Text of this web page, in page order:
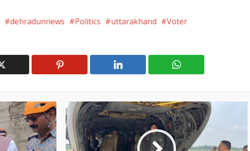
dehradunnews Politics uttarakhand
Voter